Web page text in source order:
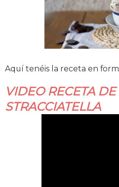
Aquí tenéis la receta en
VIDEO RECETA
STRACCIATELLA